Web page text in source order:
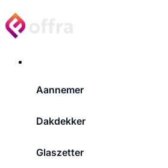
Aannemer
Dakdekker
Glaszetter